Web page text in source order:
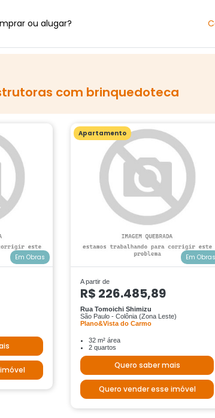
ou alugar?
com brinquedoteca
Em Obras
Apartamento
Em Obras
A partir de
R$ 226.485,89
Rua Tomoichi Shimizu
São Paulo - Colônia (Zona Leste)
Plano&Vista do Carmo
32 m² área
2 quartos
Quero saber mais
Quero vender esse imóvel